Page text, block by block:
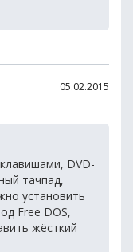
05.02.2015
DVD-
тачпад,
установить
Free DOS,
жёсткий